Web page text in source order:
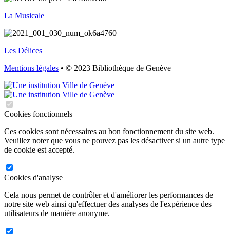
La Musicale
Les Délices
Mentions légales • © 2023 Bibliothèque de Genève
Cookies fonctionnels
Ces cookies sont nécessaires au bon fonctionnement du site web.
Veuillez noter que vous ne pouvez pas les désactiver si un autre type
de cookie est accepté.
Cookies d'analyse
Cela nous permet de contrôler et d'améliorer les performances de
notre site web ainsi qu'effectuer des analyses de l'expérience des
utilisateurs de manière anonyme.